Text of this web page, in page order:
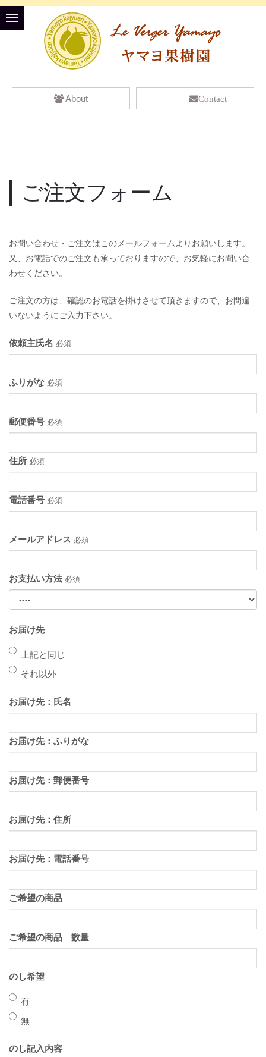
About Contact
ご注文フォーム
お問い合わせ・ご注文はこのメールフォームよりお願いします。
又、お電話でのご注文も承っておりますので、お気軽にお問い合
わせください。
ご注文の方は、確認のお電話を掛けさせて頂きますので、お間違
いないようにご入力下さい。
依頼主氏名 必須
ふりがな 必須
郵便番号 必須
住所 必須
電話番号 必須
メールアドレス 必須
お支払い方法 必須
お届け先
上記と同じ
それ以外
お届け先：氏名
お届け先：ふりがな
お届け先：郵便番号
お届け先：住所
お届け先：電話番号
ご希望の商品
ご希望の商品 数量
のし希望
有
無
のし記入内容